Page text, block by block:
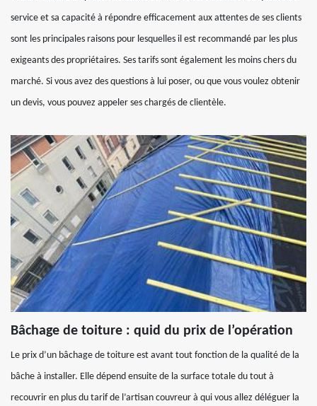
service et sa capacité à répondre efficacement aux attentes de ses clients
sont les principales raisons pour lesquelles il est recommandé par les plus
exigeants des propriétaires. Ses tarifs sont également les moins chers du
marché. Si vous avez des questions à lui poser, ou que vous voulez obtenir
un devis, vous pouvez appeler ses chargés de clientèle.
Bâchage de toiture : quid du prix de l’opération
Le prix d’un bâchage de toiture est avant tout fonction de la qualité de la
bâche à installer. Elle dépend ensuite de la surface totale du tout à
recouvrir en plus du tarif de l’artisan couvreur à qui vous allez déléguer la